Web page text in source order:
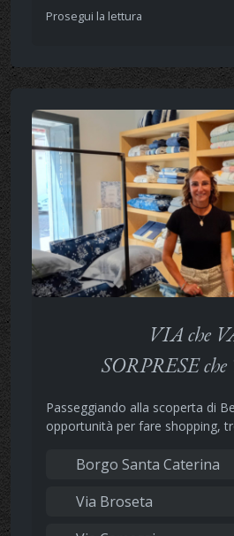
Prosegui la lettura
VIA che
SORPRESE
Passeggiando alla scoperta di
opportunità per fare shopping,
Borgo Santa Caterina
Via Broseta